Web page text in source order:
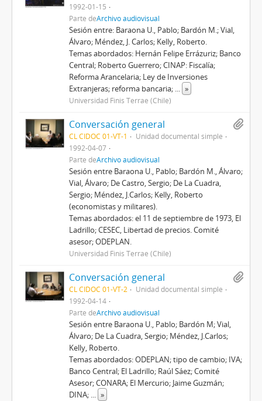
1992-01-15
Parte deArchivo audiovisual
Sesión entre: Baraona U., Pablo; Bardón M.; Vial,
Álvaro; Méndez, J. Carlos; Kelly, Roberto.
Temas abordados: Hernán Felipe Errázuriz; Banco
Central; Roberto Guerrero; CINAP: Fiscalía;
Reforma Arancelaria; Ley de Inversiones
Extranjeras; reforma bancaria; ... »
Universidad Finis Terrae (Chile)
Conversación general
CL CIDOC 01-VT-1
Unidad documental simple
1992-04-07
Parte deArchivo audiovisual
Sesión entre Baraona U., Pablo; Bardón M., Álvaro;
Vial, Álvaro; De Castro, Sergio; De La Cuadra,
Sergio; Méndez, J.Carlos; Kelly, Roberto
(economistas y militares).
Temas abordados: el 11 de septiembre de 1973, El
Ladrillo; CESEC, Libertad de precios. Comité
asesor; ODEPLAN.
Universidad Finis Terrae (Chile)
Conversación general
CL CIDOC 01-VT-2
Unidad documental simple
1992-04-14
Parte deArchivo audiovisual
Sesión entre Baraona U., Pablo; Bardón M; Vial,
Álvaro; De La Cuadra, Sergio; Méndez, J.Carlos;
Kelly, Roberto.
Temas abordados: ODEPLAN; tipo de cambio; IVA;
Banco Central; El Ladrillo; Raúl Sáez; Comité
Asesor; CONARA; El Mercurio; Jaime Guzmán;
DINA; ... »